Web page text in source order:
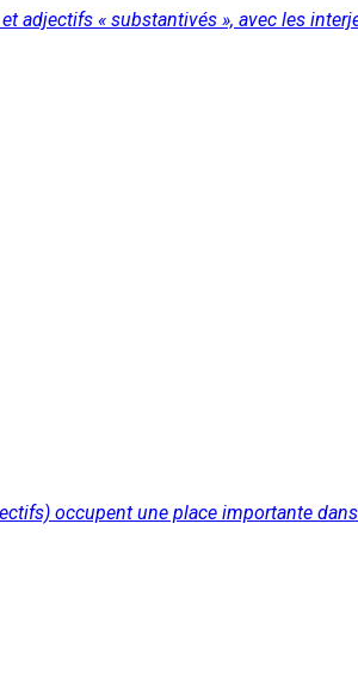
adjectifs « substantivés », avec les
occupent une place importante